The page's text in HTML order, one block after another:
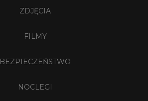
ZDJĘCIA
FILMY
BEZPIECZEŃSTWO
NOCLEGI